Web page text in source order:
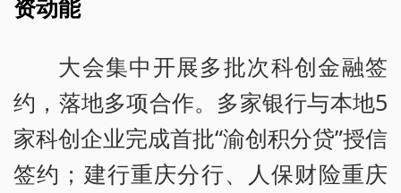
资动能
大会集中开展多批次科创金融签
约，落地多项合作。多家银行与本地5
家科创企业完成首批“渝创积分贷”授信
签约；建行重庆分行、人保财险重庆